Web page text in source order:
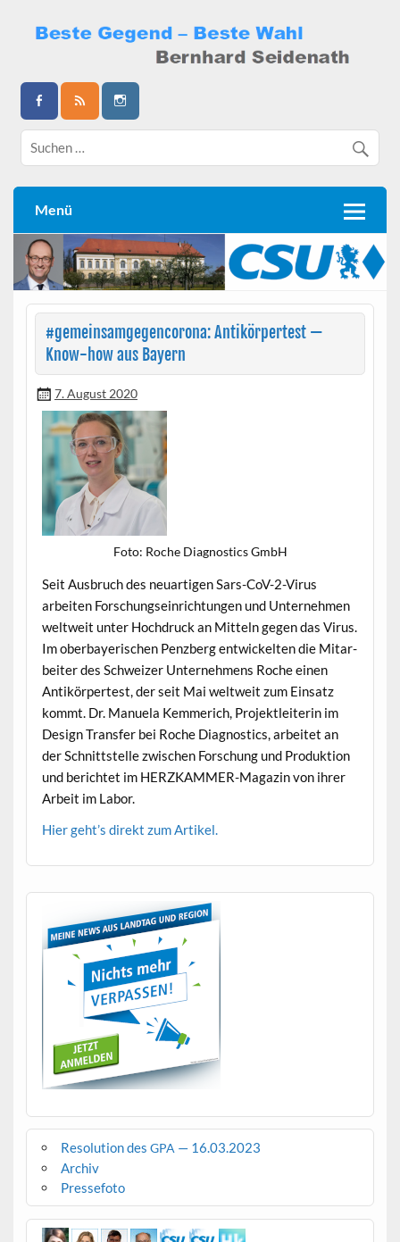
content
Bernhard Seidenath
Menü
#gemeinsamgegencorona: Antikörpertest —
Know-how aus Bayern
7. August 2020
Foto: Roche Diag­nos­tics GmbH
Seit Aus­bruch des neuar­ti­gen Sars-CoV-2-Virus
arbeit­en Forschung­sein­rich­tun­gen und Unternehmen
weltweit unter Hochdruck an Mit­teln gegen das Virus.
Im ober­bay­erischen Penzberg entwick­el­ten die Mitar­
beit­er des Schweiz­er Unternehmens Roche einen
Antikör­pertest, der seit Mai weltweit zum Ein­satz
kommt. Dr. Manuela Kem­merich, Pro­jek­tlei­t­erin im
Design Trans­fer bei Roche Diag­nos­tics, arbeit­et an
der Schnittstelle zwis­chen Forschung und Pro­duk­tion
und berichtet im HERZKAM­MER-Mag­a­zin von ihrer
Arbeit im Labor.
Hier geht’s direkt zum Artikel.
Resolution des GPA — 16.03.2023
Archiv
Pressefoto